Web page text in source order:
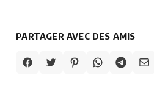
PARTAGER AVEC DES AMIS